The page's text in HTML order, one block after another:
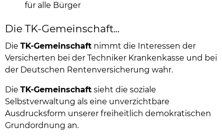
für alle Bürger
Die TK-Gemeinschaft...
Die TK-Gemeinschaft nimmt die Interessen der
Versicherten bei der Techniker Krankenkasse und bei
der Deutschen Rentenversicherung wahr.
Die TK-Gemeinschaft sieht die soziale
Selbstverwaltung als eine unverzichtbare
Ausdrucksform unserer freiheitlich demokratischen
Grundordnung an.